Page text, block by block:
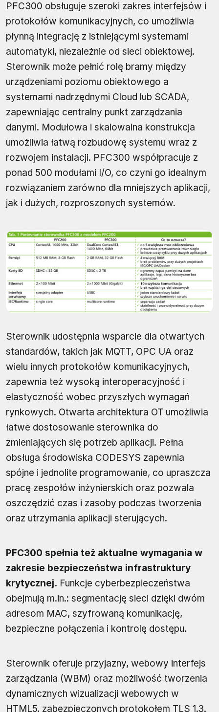
PFC300 obsługuje szeroki zakres interfejsów i
protokołów komunikacyjnych, co umożliwia
płynną integrację z istniejącymi systemami
automatyki, niezależnie od sieci obiektowej.
Sterownik może pełnić rolę bramy między
urządzeniami poziomu obiektowego a
systemami nadrzędnymi Cloud lub SCADA,
zapewniając centralny punkt zarządzania
danymi. Modułowa i skalowalna konstrukcja
umożliwia łatwą rozbudowę systemu wraz z
rozwojem instalacji. PFC300 współpracuje z
ponad 500 modułami I/O, co czyni go idealnym
rozwiązaniem zarówno dla mniejszych aplikacji,
jak i dużych, rozproszonych systemów.
Sterownik udostępnia wsparcie dla otwartych
standardów, takich jak MQTT, OPC UA oraz
wielu innych protokołów komunikacyjnych,
zapewnia też wysoką interoperacyjność i
elastyczność wobec przyszłych wymagań
rynkowych. Otwarta architektura OT umożliwia
łatwe dostosowanie sterownika do
zmieniających się potrzeb aplikacji. Pełna
obsługa środowiska CODESYS zapewnia
spójne i jednolite programowanie, co upraszcza
pracę zespołów inżynierskich oraz pozwala
oszczędzić czas i zasoby podczas tworzenia
oraz utrzymania aplikacji sterujących.
PFC300 spełnia też aktualne wymagania w
zakresie bezpieczeństwa infrastruktury
krytycznej. Funkcje cyberbezpieczeństwa
obejmują m.in.: segmentację sieci dzięki dwóm
adresom MAC, szyfrowaną komunikację,
bezpieczne połączenia i kontrolę dostępu.
Sterownik oferuje przyjazny, webowy interfejs
zarządzania (WBM) oraz możliwość tworzenia
dynamicznych wizualizacji webowych w
HTML5, zabezpieczonych protokołem TLS 1.3.